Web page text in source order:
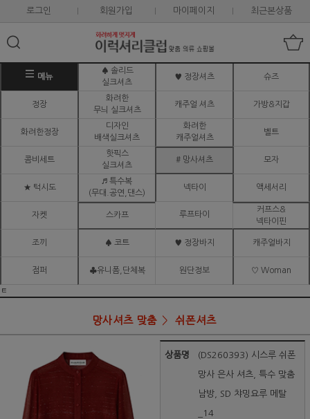
로그인 회원가입 마이페이지 최근본상품
메뉴
♠ 솔리드
실크셔츠
♥ 정장셔츠 슈즈
정장
화려한
무늬 실크셔츠
캐주얼 셔츠 가방&지갑
화려한정장
디자인
배색실크셔츠
화려한
캐주얼셔츠
벨트
콤비세트
핫픽스
실크셔츠
# 망사셔츠 모자
★ 턱시도
♬ 특수복
(무대.공연,댄스)
넥타이 액세서리
자켓 스카프 루프타이
커프스&
넥타이핀
조끼 ♠ 코트 ♥ 정장바지 캐주얼바지
점퍼 ♣유니폼,단체복 원단정보 ♡ Woman
ㅌ
망사셔츠 맞춤 쉬폰셔츠
상품명 (DS260393) 시스루 쉬폰
망사 은사 셔츠, 특수 맞춤
남방, SD 챠밍요루 메탈
_14